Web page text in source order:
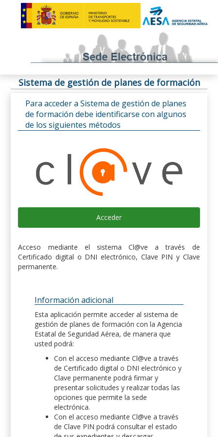
Sistema de gestión de planes de formación
Para acceder a Sistema de gestión de planes
de formación debe identificarse con algunos
de los siguientes métodos
Acceder
Acceso mediante el sistema Cl@ve a través de
Certificado digital o DNI electrónico, Clave PIN y Clave
permanente.
Información adicional
Esta aplicación permite acceder al sistema de
gestión de planes de formación con la Agencia
Estatal de Seguridad Aérea, de manera que
usted podrá:
Con el acceso mediante Cl@ve a través
de Certificado digital o DNI electrónico y
Clave permanente podrá firmar y
presentar solicitudes y realizar todas las
opciones que permite la sede
electrónica.
Con el acceso mediante Cl@ve a través
de Clave PIN podrá consultar el estado